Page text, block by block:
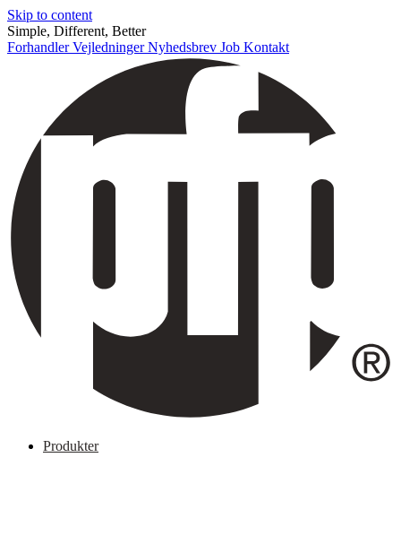
Skip to content
Simple, Different, Better
ForhandlerVejledningerNyhedsbrev Job Kontakt
Produkter